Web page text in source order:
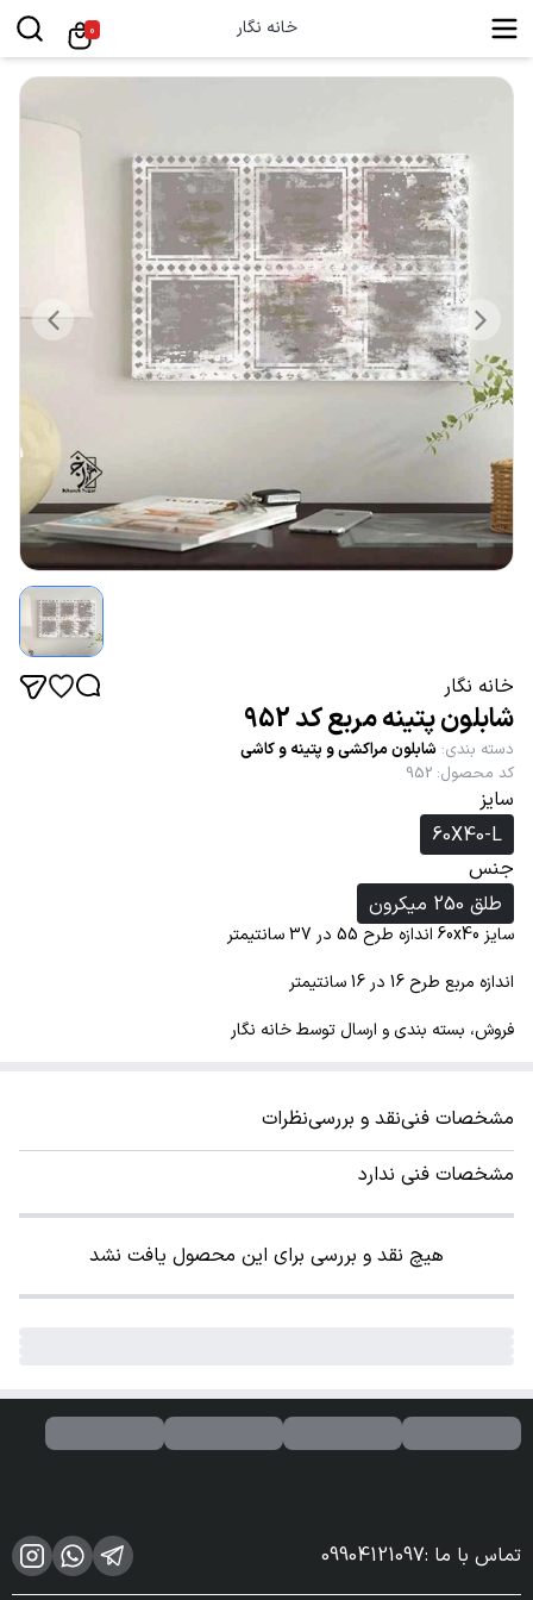
خانه نگار 0
خانه نگار
شابلون پتینه مربع کد 952
دسته بندی: شابلون مراکشی و پتینه و کاشی
کد محصول:
952
سایز
60X40-L
جنس
طلق 250 میکرون
سایز 60x40 اندازه طرح 55 در 37 سانتیمتر
اندازه مربع طرح 16 در 16 سانتیمتر
فروش، بسته بندی و ارسال توسط خانه نگار
مشخصات فنینقد و بررسینظرات
مشخصات فنی ندارد
هیچ نقد و بررسی برای این محصول یافت نشد
تماس با ما :
09904121097